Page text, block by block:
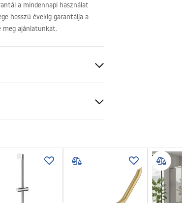
a mindennapi használat
hosszú évekig garantálja a
meg ajánlatunkat.
_5.pdf